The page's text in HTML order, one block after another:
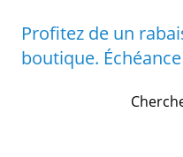
Profitez de un
boutique.